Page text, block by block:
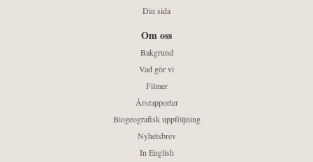
Din sida
Om oss
Bakgrund
Vad gör vi
Filmer
Årsrapporter
Biogeografisk uppföljning
Nyhetsbrev
In English